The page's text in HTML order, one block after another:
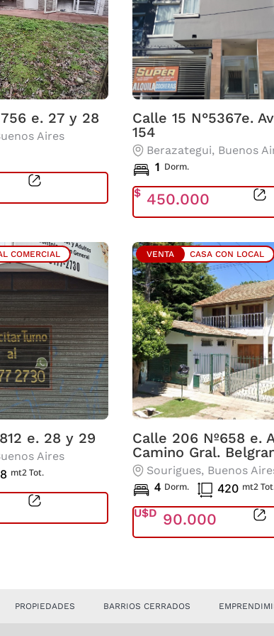
e. 27 y 28
Aires
Calle 15 N°5367e.
154
Berazategui, Buenos
1 Dorm.
$ 450.000
COMERCIAL
e. 28 y 29
Aires
mt2 Tot.
VENTA CASA CON LOCAL
Calle 206 Nº658 e.
Camino Gral.
Sourigues, Buenos
4 Dorm. 420 mt2
U$D 90.000
PROPIEDADES BARRIOS CERRADOS